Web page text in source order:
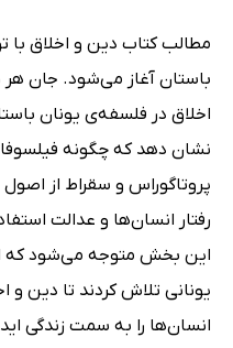
مطالب کتاب دین و اخلاق با
باستان آغاز می‌شود. جان
اخلاق در فلسفه‌ی یونان
نشان دهد که چگونه
پروتاگوراس و سقراط از
رفتار انسان‌ها و عدالت
این بخش متوجه می‌شود که
یونانی تلاش کردند تا دین و
انسان‌ها را به سمت زندگی